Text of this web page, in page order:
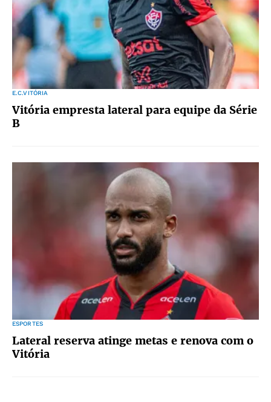
E.C.VITÓRIA
Vitória empresta lateral para equipe da Série
B
ESPORTES
Lateral reserva atinge metas e renova com o
Vitória